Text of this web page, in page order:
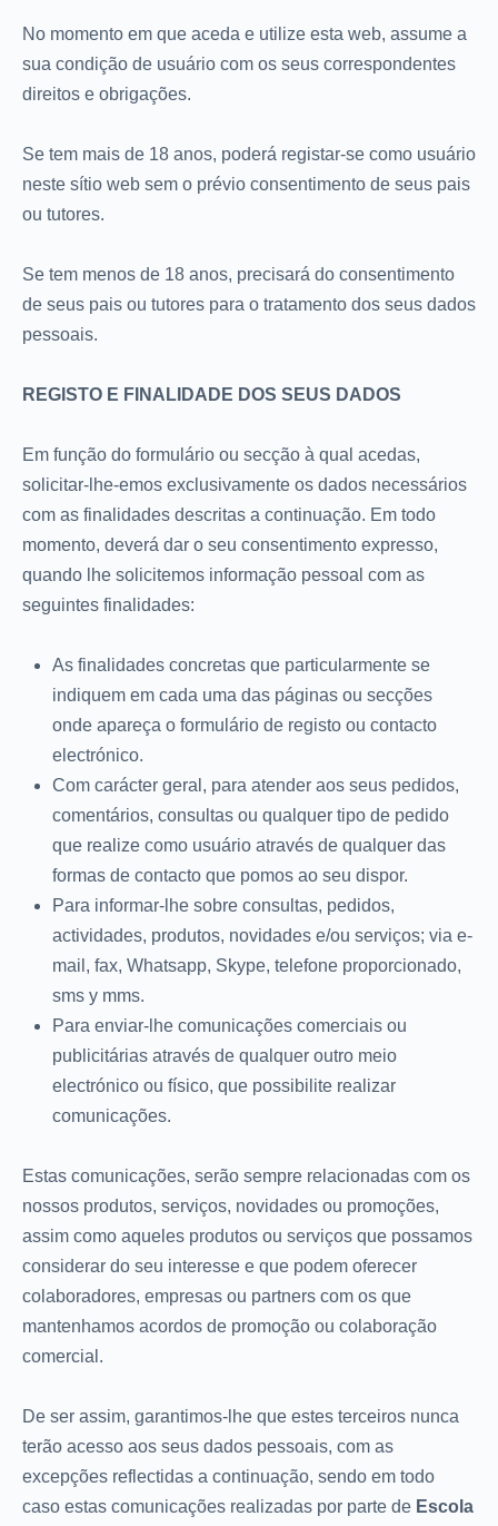
No momento em que aceda e utilize esta web, assume a
sua condição de usuário com os seus correspondentes
direitos e obrigações.
Se tem mais de 18 anos, poderá registar-se como usuário
neste sítio web sem o prévio consentimento de seus pais
ou tutores.
Se tem menos de 18 anos, precisará do consentimento
de seus pais ou tutores para o tratamento dos seus dados
pessoais.
REGISTO E FINALIDADE DOS SEUS DADOS
Em função do formulário ou secção à qual acedas,
solicitar-lhe-emos exclusivamente os dados necessários
com as finalidades descritas a continuação. Em todo
momento, deverá dar o seu consentimento expresso,
quando lhe solicitemos informação pessoal com as
seguintes finalidades:
As finalidades concretas que particularmente se
indiquem em cada uma das páginas ou secções
onde apareça o formulário de registo ou contacto
electrónico.
Com carácter geral, para atender aos seus pedidos,
comentários, consultas ou qualquer tipo de pedido
que realize como usuário através de qualquer das
formas de contacto que pomos ao seu dispor.
Para informar-lhe sobre consultas, pedidos,
actividades, produtos, novidades e/ou serviços; via e-
mail, fax, Whatsapp, Skype, telefone proporcionado,
sms y mms.
Para enviar-lhe comunicações comerciais ou
publicitárias através de qualquer outro meio
electrónico ou físico, que possibilite realizar
comunicações.
Estas comunicações, serão sempre relacionadas com os
nossos produtos, serviços, novidades ou promoções,
assim como aqueles produtos ou serviços que possamos
considerar do seu interesse e que podem oferecer
colaboradores, empresas ou partners com os que
mantenhamos acordos de promoção ou colaboração
comercial.
De ser assim, garantimos-lhe que estes terceiros nunca
terão acesso aos seus dados pessoais, com as
excepções reflectidas a continuação, sendo em todo
caso estas comunicações realizadas por parte de Escola